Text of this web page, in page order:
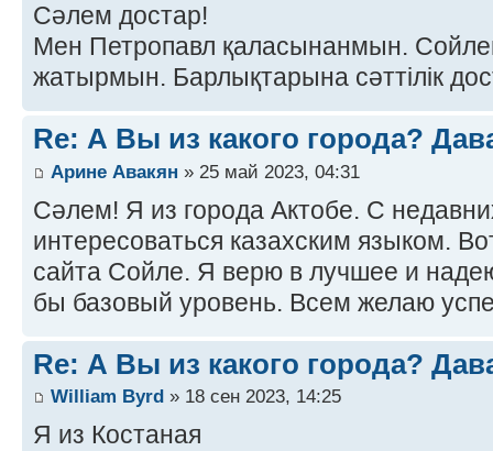
Сәлем достар!
Мен Петропавл қаласынанмын.
жатырмын. Барлықтарына сәттілік
Re: А Вы из какого города?
Арине Авакян » 25 май 2023, 04:31
Сәлем! Я из города Актобе. С
интересоваться казахским языком.
сайта Сойле. Я верю в лучшее и
бы базовый уровень. Всем желаю
Re: А Вы из какого города?
William Byrd » 18 сен 2023, 14:25
Я из Костаная